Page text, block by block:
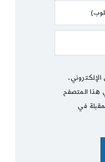
هذا المتصفح
في